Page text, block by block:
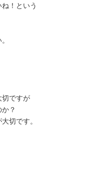
！という
切ですが
？
切です。